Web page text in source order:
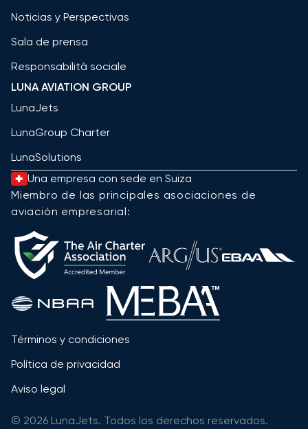
Noticias y Perspectivas
Sala de prensa
Responsabilità sociale
LUNA AVIATION GROUP
LunaJets
LunaGroup Charter
LunaSolutions
Una empresa con sede en Suiza
Miembro de las principales asociaciones de
aviación empresarial:
Términos y condiciones
Política de privacidad
Aviso legal
© 2026 LunaJets. Todos los derechos reservados.